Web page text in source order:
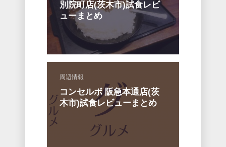
別院町店(茨木市)試食レビ
ューまとめ
周辺情報
コンセルボ 阪急本通店(茨
木市)試食レビューまとめ